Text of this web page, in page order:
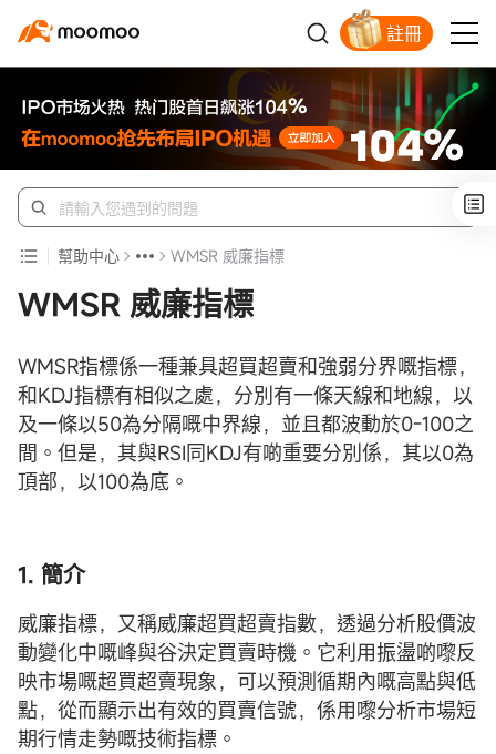
註冊
幫助中心 WMSR 威廉指標
WMSR 威廉指標
WMSR指標係一種兼具超買超賣和強弱分界嘅指標，
和KDJ指標有相似之處，分別有一條天線和地線，以
及一條以50為分隔嘅中界線，並且都波動於0-100之
間。但是，其與RSI同KDJ有啲重要分別係，其以0為
頂部，以100為底。
1. 簡介
威廉指標，又稱威廉超買超賣指數，透過分析股價波
動變化中嘅峰與谷決定買賣時機。它利用振盪啲嚟反
映市場嘅超買超賣現象，可以預測循期內嘅高點與低
點，從而顯示出有效的買賣信號，係用嚟分析市場短
期行情走勢嘅技術指標。